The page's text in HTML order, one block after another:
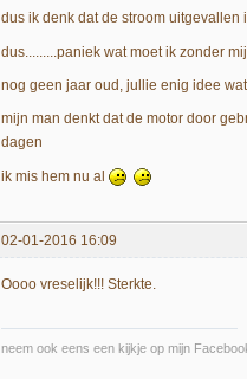
dus ik denk dat de stroom
dus.........paniek wat moet ik zonder
nog geen jaar oud, jullie enig idee
mijn man denkt dat de motor door
dagen
ik mis hem nu al
02-01-2016 16:09
Oooo vreselijk!!! Sterkte.
neem ook eens een kijkje op mijn